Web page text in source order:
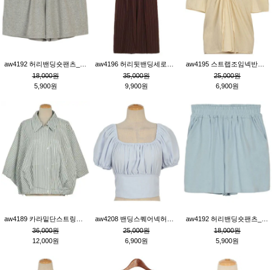
18,000원
5,900원
35,000원
9,900원
25,000원
6,900원
36,000원
12,000원
25,000원
6,900원
18,000원
5,900원